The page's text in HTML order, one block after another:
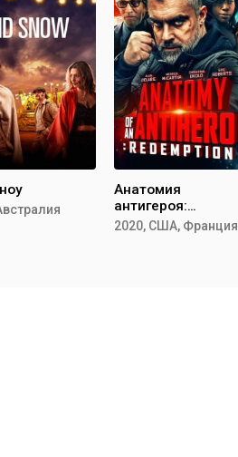
Анатомия
антигероя:
Искупление
2020, США, Франция